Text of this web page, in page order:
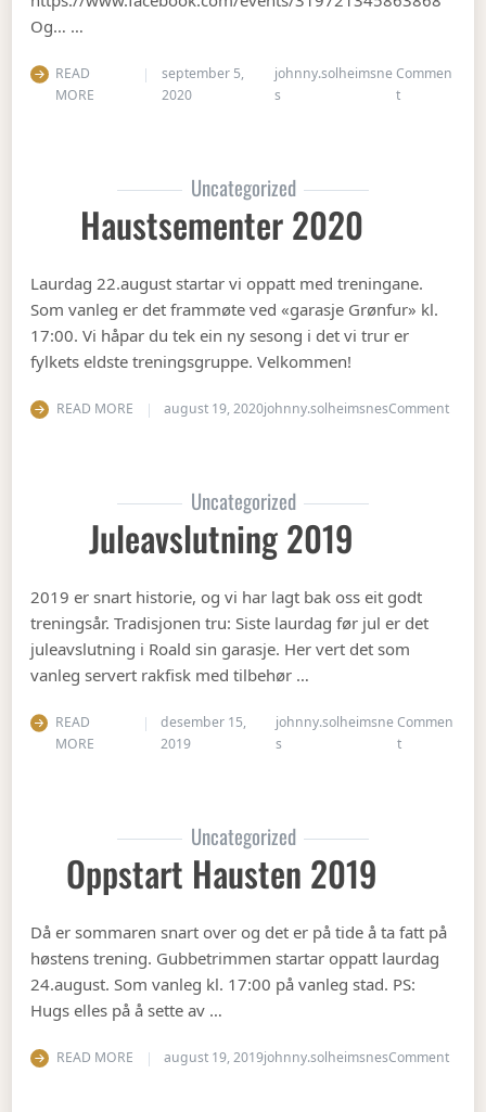
Og… …
READ
MORE
september 5,
2020
johnny.solheimsne
s
Commen
ton Gubbetur
Uncategorized
Haustsementer 2020
Laurdag 22.august startar vi oppatt med treningane.
Som vanleg er det frammøte ved «garasje Grønfur» kl.
17:00. Vi håpar du tek ein ny sesong i det vi trur er
fylkets eldste treningsgruppe. Velkommen!
READ MORE august 19, 2020johnny.solheimsnesCommenton
Uncategorized
Juleavslutning 2019
2019 er snart historie, og vi har lagt bak oss eit godt
treningsår. Tradisjonen tru: Siste laurdag før jul er det
juleavslutning i Roald sin garasje. Her vert det som
vanleg servert rakfisk med tilbehør …
READ
MORE
desember 15,
2019
johnny.solheimsne
s
Commen
ton
Uncategorized
Oppstart Hausten 2019
Då er sommaren snart over og det er på tide å ta fatt på
høstens trening. Gubbetrimmen startar oppatt laurdag
24.august. Som vanleg kl. 17:00 på vanleg stad. PS:
Hugs elles på å sette av …
READ MORE august 19, 2019johnny.solheimsnesCommenton